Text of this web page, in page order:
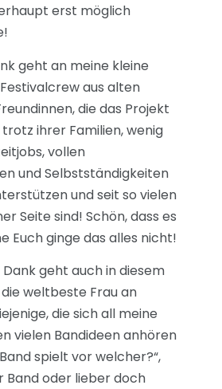
erst möglich
geht an meine kleine
aus alten
die das Projekt
trotz ihrer Familien, wenig
vollen
und Selbstständigkeiten
und seit so vielen
Seite sind! Schön, dass es
Euch ginge das alles nicht!
geht auch in diesem
weltbeste Frau an
die sich all meine
vielen Bandideen anhören
spielt vor welcher?“,
Band oder lieber doch